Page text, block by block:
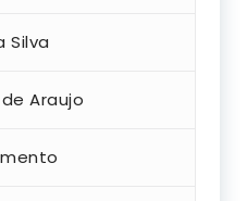
Silva
Araujo